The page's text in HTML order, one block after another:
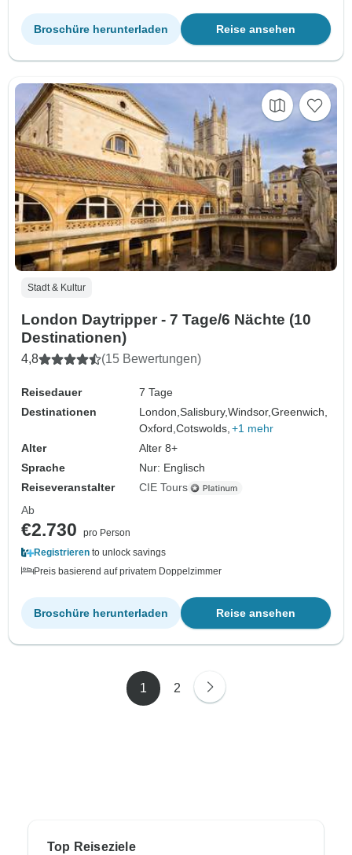
Reise ansehen
Broschüre herunterladen
Stadt & Kultur
London Daytripper - 7 Tage/6 Nächte (10
Destinationen)
4,8 (15 Bewertungen)
Reisedauer
7 Tage
Destinationen
London,Salisbury,Windsor,Greenwich,
Oxford,Cotswolds, +1 mehr
Alter
Alter 8+
Sprache
Nur: Englisch
Reiseveranstalter
CIE Tours
Ab
€2.730
pro Person
Registrieren to unlock savings
Preis basierend auf privatem Doppelzimmer
Reise ansehen
Broschüre herunterladen
1 2
Top Reiseziele